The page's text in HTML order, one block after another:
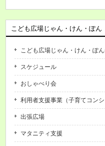
こども広場じゃん・けん・ぽん
こども広場じゃん・けん・ぽ
スケジュール
おしゃべり会
利用者支援事業（子育てコンシ
出張広場
マタニティ支援